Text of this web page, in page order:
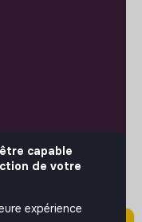
capable
de votre
expérience